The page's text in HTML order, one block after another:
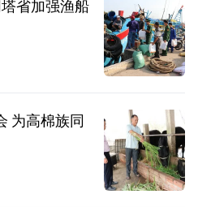
省加强渔船
为高棉族同